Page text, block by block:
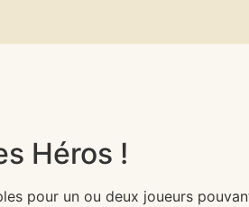
Héros !
pour un ou deux joueurs